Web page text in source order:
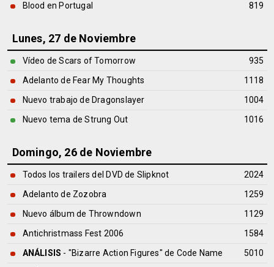
Blood en Portugal
819
Lunes, 27 de Noviembre
Vídeo de Scars of Tomorrow
935
Adelanto de Fear My Thoughts
1118
Nuevo trabajo de Dragonslayer
1004
Nuevo tema de Strung Out
1016
Domingo, 26 de Noviembre
Todos los trailers del DVD de Slipknot
2024
Adelanto de Zozobra
1259
Nuevo álbum de Throwndown
1129
Antichristmass Fest 2006
1584
ANÁLISIS - "Bizarre Action Figures" de Code Name
5010